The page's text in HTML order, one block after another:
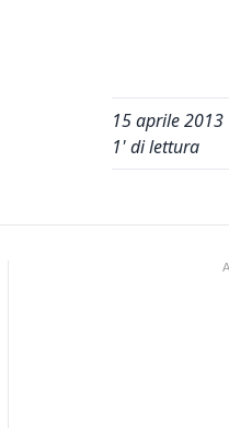
15 aprile 2013
1' di lettura